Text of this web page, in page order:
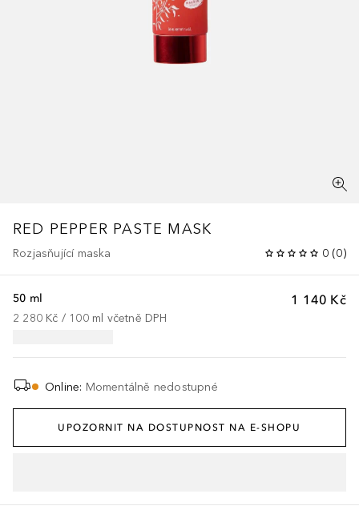
RED PEPPER PASTE MASK
Rozjasňující maska 0 (0)
1 140 Kč
50 ml
2 280 Kč / 100 ml včetně DPH
Online: Momentálně nedostupné
UPOZORNIT NA DOSTUPNOST NA E-SHOPU